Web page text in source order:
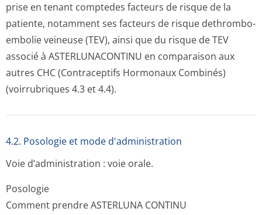
prise en tenant comptedes facteurs de risque de la
patiente, notamment ses facteurs de risque dethrombo-
embolie veineuse (TEV), ainsi que du risque de TEV
associé à ASTERLUNACONTINU en comparaison aux
autres CHC (Contraceptifs Hormonaux Combinés)
(voirrubriques 4.3 et 4.4).
4.2. Posologie et mode d'administration
Voie d’administration : voie orale.
Posologie
Comment prendre ASTERLUNA CONTINU